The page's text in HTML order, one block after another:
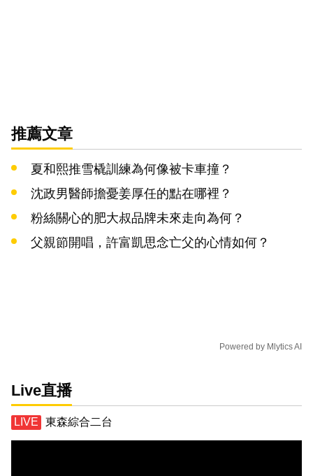
推薦文章
夏和熙推雪橇訓練為何像被卡車撞？
沈政男醫師擔憂姜厚任的點在哪裡？
粉絲關心的肥大叔品牌未來走向為何？
父親節開唱，許富凱思念亡父的心情如何？
Powered by Mlytics AI
Live直播
東森綜合二台